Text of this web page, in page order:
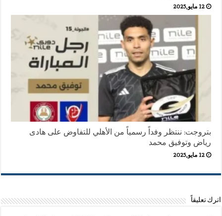
12 مايو,2025
بتروجت: ننتظر وفداً رسمياً من الأهلي للتفاوض على هادى
رياض وتوفيق محمد
12 مايو,2025
اترك تعليقاً